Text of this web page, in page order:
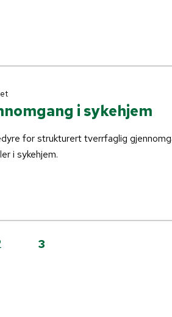
i sykehjem
for strukturert tverrfaglig
i sykehjem.
3